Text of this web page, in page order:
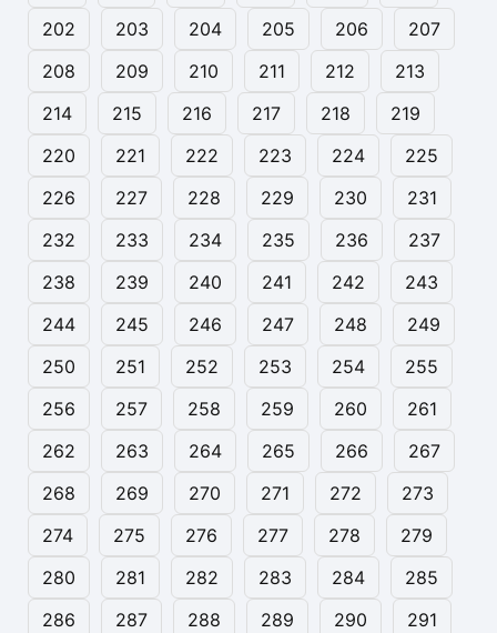
202
203 204 205 206
207
208
209 210 211 212
213
214
215 216 217 218
219
220
221 222 223 224
225
226
227 228 229 230
231
232
233 234 235 236
237
238
239 240 241 242
243
244
245 246 247 248
249
250
251 252 253 254
255
256
257 258 259 260
261
262
263 264 265 266
267
268
269 270 271 272
273
274
275 276 277 278
279
280
281 282 283 284
285
286
287 288 289 290
291